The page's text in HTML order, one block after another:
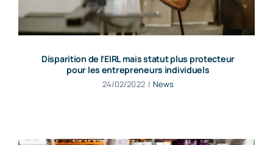
Disparition de l’EIRL mais statut plus protecteur
pour les entrepreneurs individuels
24/02/2022 | News